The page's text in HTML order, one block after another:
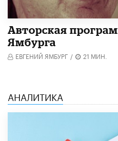
Авторская
Ямбурга
ЕВГЕНИЙ ЯМБУРГ / 21 МИН.
АНАЛИТИКА